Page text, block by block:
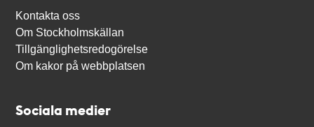
Kontakta oss
Om Stockholmskällan
Tillgänglighetsredogörelse
Om kakor på webbplatsen
Sociala medier